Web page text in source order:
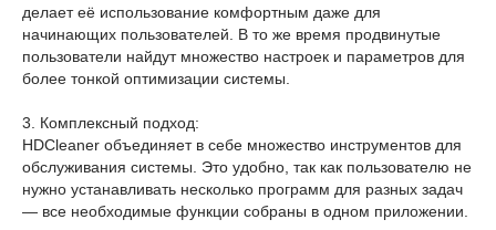
делает её использование комфортным даже для
начинающих пользователей. В то же время продвинутые
пользователи найдут множество настроек и параметров для
более тонкой оптимизации системы.
3. Комплексный подход:
HDCleaner объединяет в себе множество инструментов для
обслуживания системы. Это удобно, так как пользователю не
нужно устанавливать несколько программ для разных задач
— все необходимые функции собраны в одном приложении.